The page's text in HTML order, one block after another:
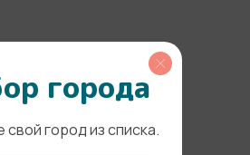
города
город из списка.